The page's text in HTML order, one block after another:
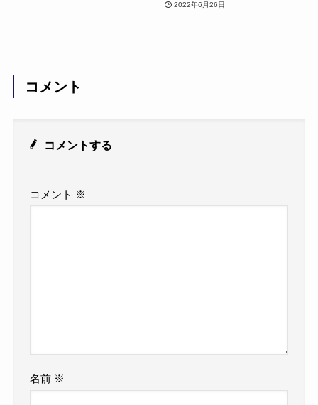
2022年6月26日
コメント
コメントする
コメント ※
名前 ※